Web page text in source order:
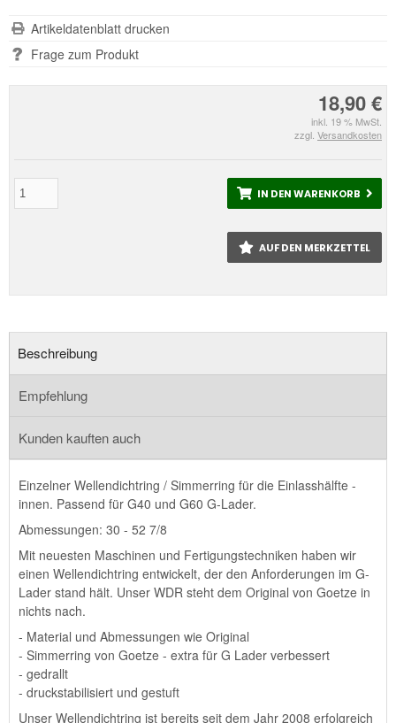
18,90 €
inkl. 19 % MwSt.
zzgl. Versandkosten
IN DEN WARENKORB
AUF DEN MERKZETTEL
Artikeldatenblatt drucken
Frage zum Produkt
Beschreibung
Empfehlung
Kunden kauften auch
Einzelner Wellendichtring / Simmerring für die Einlasshälfte -
innen. Passend für G40 und G60 G-Lader.
Abmessungen: 30 - 52 7/8
Mit neuesten Maschinen und Fertigungstechniken haben wir
einen Wellendichtring entwickelt, der den Anforderungen im G-
Lader stand hält. Unser WDR steht dem Original von Goetze in
nichts nach.
- Material und Abmessungen wie Original
- Simmerring von Goetze - extra für G Lader verbessert
- gedrallt
- druckstabilisiert und gestuft
Unser Wellendichtring ist bereits seit dem Jahr 2008 erfolgreich